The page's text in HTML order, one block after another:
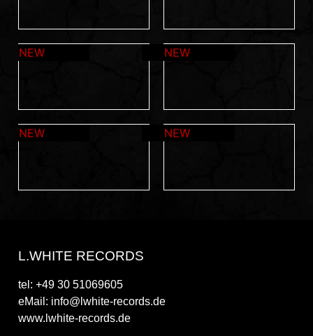
L.WHITE RECORDS
tel: +49 30 51069605
eMail: info@lwhite-records.de
www.lwhite-records.de